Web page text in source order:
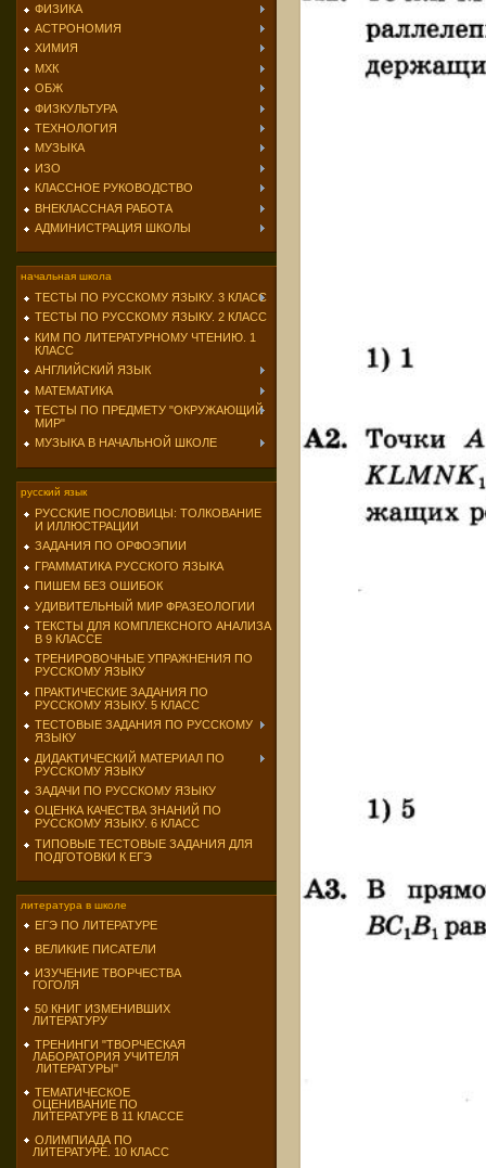
ФИЗИКА
АСТРОНОМИЯ
ХИМИЯ
МХК
ОБЖ
ФИЗКУЛЬТУРА
ТЕХНОЛОГИЯ
МУЗЫКА
ИЗО
КЛАССНОЕ РУКОВОДСТВО
ВНЕКЛАССНАЯ РАБОТА
АДМИНИСТРАЦИЯ ШКОЛЫ
начальная школа
ТЕСТЫ ПО РУССКОМУ ЯЗЫКУ. 3 КЛАСС
ТЕСТЫ ПО РУССКОМУ ЯЗЫКУ. 2 КЛАСС
КИМ ПО ЛИТЕРАТУРНОМУ ЧТЕНИЮ. 1
КЛАСС
АНГЛИЙСКИЙ ЯЗЫК
МАТЕМАТИКА
ТЕСТЫ ПО ПРЕДМЕТУ "ОКРУЖАЮЩИЙ
МИР"
МУЗЫКА В НАЧАЛЬНОЙ ШКОЛЕ
русский язык
РУССКИЕ ПОСЛОВИЦЫ: ТОЛКОВАНИЕ
И ИЛЛЮСТРАЦИИ
ЗАДАНИЯ ПО ОРФОЭПИИ
ГРАММАТИКА РУССКОГО ЯЗЫКА
ПИШЕМ БЕЗ ОШИБОК
УДИВИТЕЛЬНЫЙ МИР ФРАЗЕОЛОГИИ
ТЕКСТЫ ДЛЯ КОМПЛЕКСНОГО АНАЛИЗА
В 9 КЛАССЕ
ТРЕНИРОВОЧНЫЕ УПРАЖНЕНИЯ ПО
РУССКОМУ ЯЗЫКУ
ПРАКТИЧЕСКИЕ ЗАДАНИЯ ПО
РУССКОМУ ЯЗЫКУ. 5 КЛАСС
ТЕСТОВЫЕ ЗАДАНИЯ ПО РУССКОМУ
ЯЗЫКУ
ДИДАКТИЧЕСКИЙ МАТЕРИАЛ ПО
РУССКОМУ ЯЗЫКУ
ЗАДАЧИ ПО РУССКОМУ ЯЗЫКУ
ОЦЕНКА КАЧЕСТВА ЗНАНИЙ ПО
РУССКОМУ ЯЗЫКУ. 6 КЛАСС
ТИПОВЫЕ ТЕСТОВЫЕ ЗАДАНИЯ ДЛЯ
ПОДГОТОВКИ К ЕГЭ
литература в школе
ЕГЭ ПО ЛИТЕРАТУРЕ
ВЕЛИКИЕ ПИСАТЕЛИ
ИЗУЧЕНИЕ ТВОРЧЕСТВА
ГОГОЛЯ
50 КНИГ ИЗМЕНИВШИХ
ЛИТЕРАТУРУ
ТРЕНИНГИ "ТВОРЧЕСКАЯ
ЛАБОРАТОРИЯ УЧИТЕЛЯ
ЛИТЕРАТУРЫ"
ТЕМАТИЧЕСКОЕ
ОЦЕНИВАНИЕ ПО
ЛИТЕРАТУРЕ В 11 КЛАССЕ
ОЛИМПИАДА ПО
ЛИТЕРАТУРЕ. 10 КЛАСС